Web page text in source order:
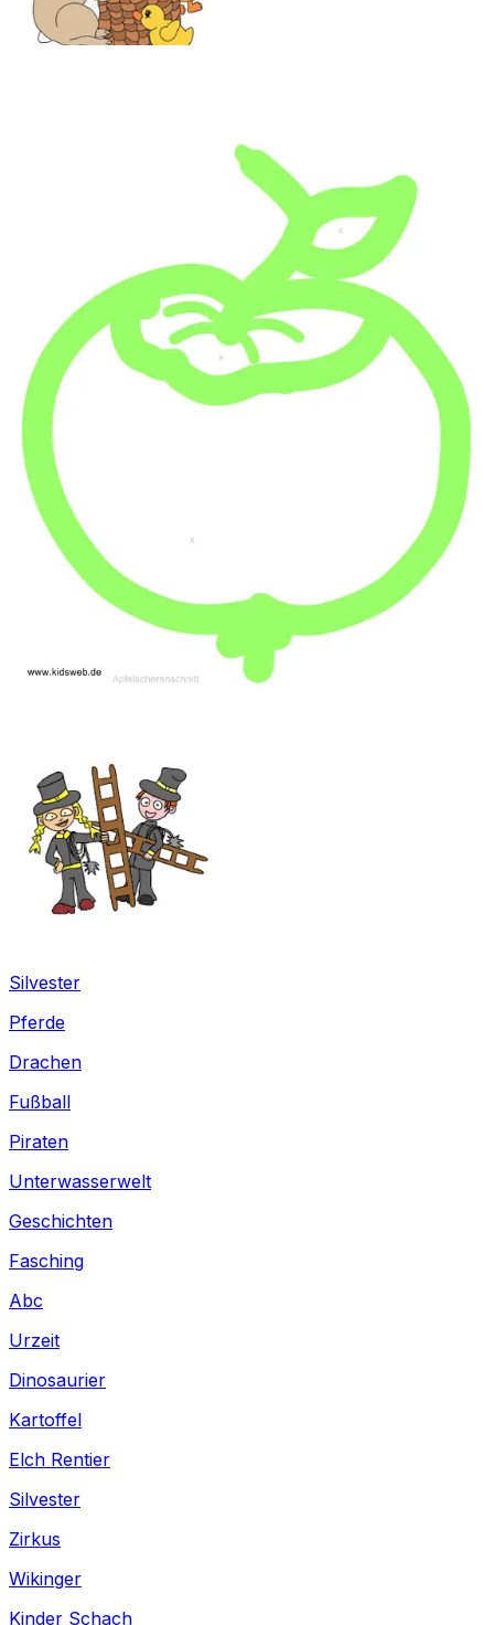
Fasching
Silvester
Pferde
Drachen
Fußball
Piraten
Unterwasserwelt
Geschichten
Fasching
Abc
Urzeit
Dinosaurier
Kartoffel
Elch Rentier
Silvester
Zirkus
Wikinger
Kinder Schach